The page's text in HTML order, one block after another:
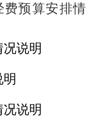
预算安排情
说明
说明